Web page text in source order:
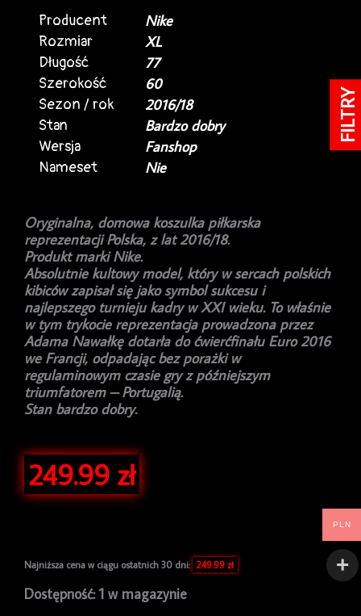
Producent
Nike
Rozmiar
XL
Długość
77
Szerokość
60
Sezon / rok
2016/18
Stan
Bardzo dobry
Wersja
Fanshop
Nameset
Nie
Oryginalna, domowa koszulka piłkarska
reprezentacji Polska, z lat 2016/18.
Produkt marki Nike.
Absolutnie kultowy model, który w sercach polskich
kibiców zapisał się jako symbol sukcesu i
najlepszego turnieju kadry w XXI wieku. To właśnie
w tym trykocie reprezentacja prowadzona przez
Adama Nawałkę dotarła do ćwierćfinału Euro 2016
we Francji, odpadając bez porażki w
regulaminowym czasie gry z późniejszym
triumfatorem – Portugalią.
Stan bardzo dobry.
249.99 zł
Najniższa cena w ciągu ostatnich 30 dni: 249.99 zł
Dostępność: 1 w magazynie
ilość
PLN
FILTRY